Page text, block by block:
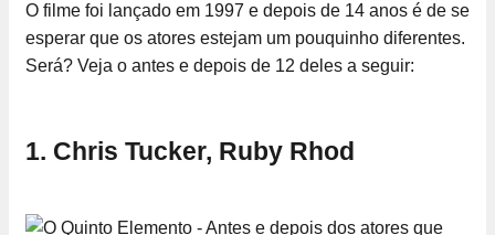
O filme foi lançado em 1997 e depois de 14 anos é de se
esperar que os atores estejam um pouquinho diferentes.
Será? Veja o antes e depois de 12 deles a seguir:
1. Chris Tucker, Ruby Rhod